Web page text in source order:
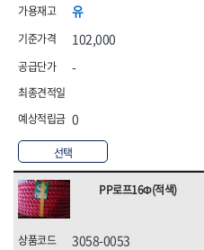
선택
유
102,000
-
0
PP로프16Φ(적색)
3058-0053